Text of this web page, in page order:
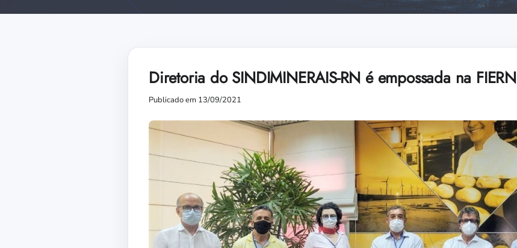
Diretoria do SINDIMINERAIS-RN é empossada na FIERN
Publicado em 13/09/2021